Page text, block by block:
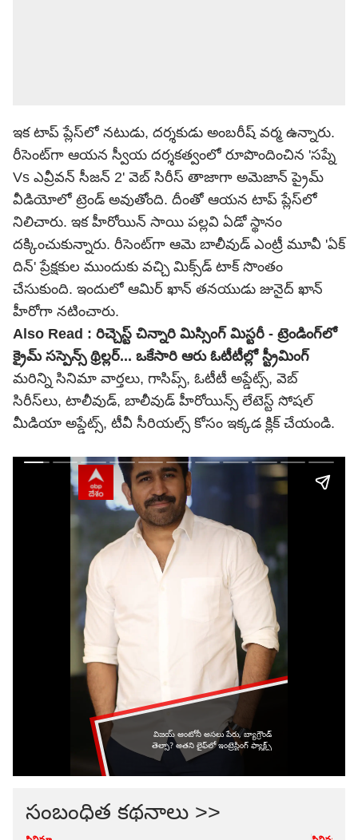
ఇక టాప్ ప్లేస్‌లో నటుడు, దర్శకుడు అంబరీష్ వర్మ ఉన్నారు.
రీసెంట్‌గా ఆయన స్వీయ దర్శకత్వంలో రూపొందించిన 'సప్నే
Vs ఎవ్రీవన్ సీజన్ 2' వెబ్ సిరీస్ తాజాగా అమెజాన్ ప్రైమ్
వీడియోలో ట్రెండ్ అవుతోంది. దీంతో ఆయన టాప్ ప్లేస్‌లో
నిలిచారు. ఇక హీరోయిన్ సాయి పల్లవి ఏడో స్థానం
దక్కించుకున్నారు. రీసెంట్‌గా ఆమె బాలీవుడ్ ఎంట్రీ మూవీ 'ఏక్
దిన్' ప్రేక్షకుల ముందుకు వచ్చి మిక్స్‌డ్ టాక్ సొంతం
చేసుకుంది. ఇందులో ఆమిర్ ఖాన్ తనయుడు జునైద్ ఖాన్
హీరోగా నటించారు.
Also Read : రిచ్చెస్ట్ చిన్నారి మిస్సింగ్ మిస్టరీ - ట్రెండింగ్‌లో
క్రైమ్ సస్పెన్స్ థ్రిల్లర్... ఒకేసారి ఆరు ఓటీటీల్లో స్ట్రీమింగ్
మరిన్ని సినిమా వార్తలు, గాసిప్స్, ఓటీటీ అప్డేట్స్, వెబ్
సిరీస్‌లు, టాలీవుడ్, బాలీవుడ్ హీరోయిన్స్ లేటెస్ట్ సోషల్
మీడియా అప్డేట్స్, టీవీ సీరియల్స్ కోసం ఇక్కడ క్లిక్ చేయండి.
సంబంధిత కథనాలు >>